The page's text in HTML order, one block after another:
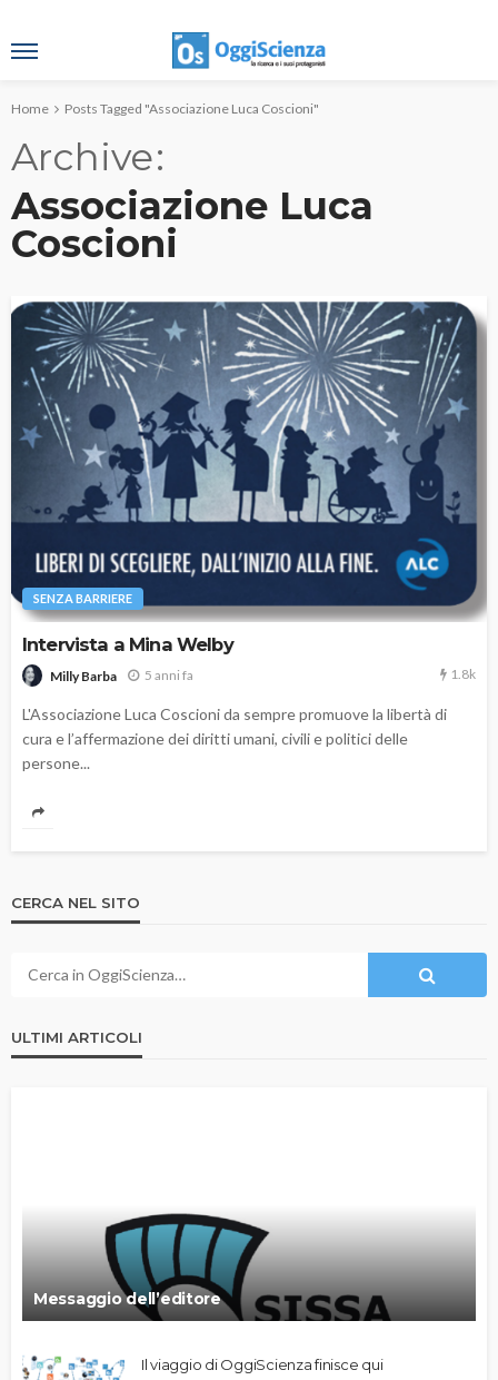
Home Posts Tagged "Associazione Luca Coscioni"
Archive
Associazione Luca
Coscioni
SENZA BARRIERE
Intervista a Mina Welby
Milly Barba 5 anni fa 1.8k
L'Associazione Luca Coscioni da sempre promuove la libertà di
cura e l’affermazione dei diritti umani, civili e politici delle
persone...
CERCA NEL SITO
ULTIMI ARTICOLI
Messaggio dell’editore
Il viaggio di OggiScienza finisce qui